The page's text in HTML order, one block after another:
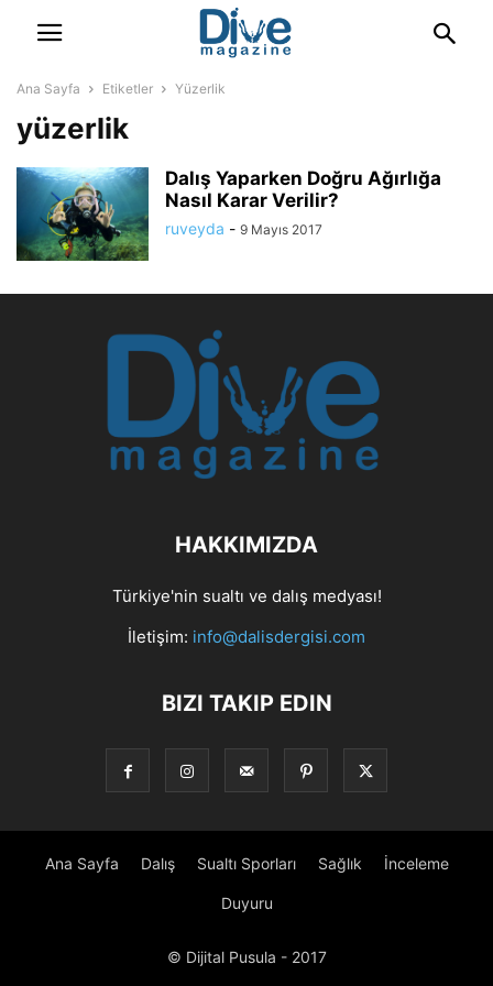
Ana Sayfa Etiketler Yüzerlik
yüzerlik
Dalış Yaparken Doğru Ağırlığa
Nasıl Karar Verilir?
ruveyda - 9 Mayıs 2017
HAKKIMIZDA
Türkiye'nin sualtı ve dalış medyası!
İletişim: info@dalisdergisi.com
BIZI TAKIP EDIN
Ana Sayfa Dalış Sualtı Sporları Sağlık İnceleme
Duyuru
© Dijital Pusula - 2017